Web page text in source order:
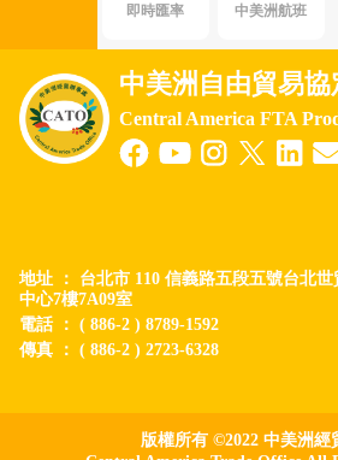
即時匯率 中美洲航班
中美洲自由貿易協
Central America FTA
地址 ： 台北市 110 信義路五段五號台北世
中心7樓7A09室
電話 ： ( 886-2 ) 8789-1592
傳真 ： ( 886-2 ) 2723-6328
版權所有 ©2022 中美洲經